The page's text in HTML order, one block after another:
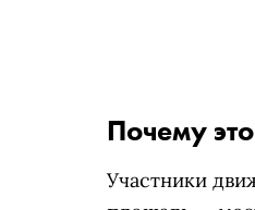
Почему
Участники